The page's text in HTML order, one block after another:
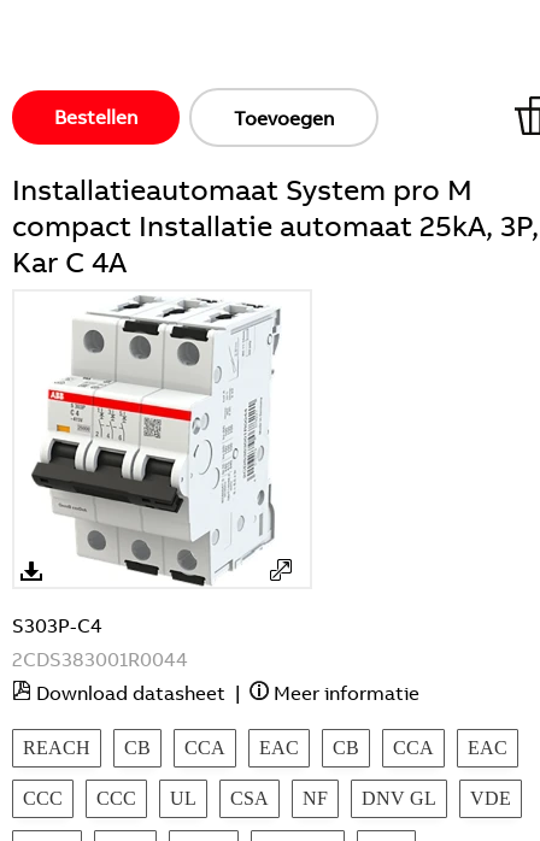
Bestellen Toevoegen
Installatieautomaat System pro M
compact Installatie automaat 25kA, 3P,
Kar C 4A
S303P-C4
2CDS383001R0044
Download datasheet | Meer informatie
REACH CB CCA EAC CB CCA EAC
CCC CCC UL CSA NF DNV GL VDE